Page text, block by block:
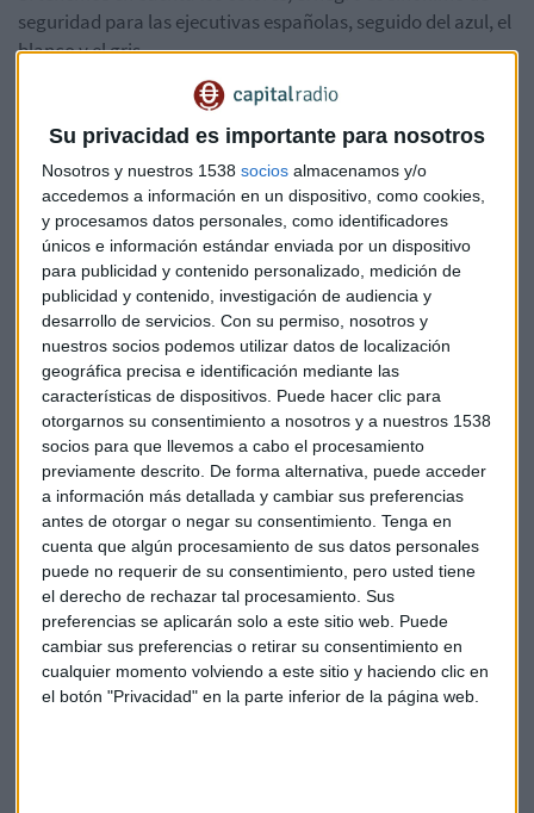
Su privacidad es importante para nosotros
Nosotros y nuestros 1538 socios almacenamos y/o
accedemos a información en un dispositivo, como cookies,
y procesamos datos personales, como identificadores
únicos e información estándar enviada por un dispositivo
para publicidad y contenido personalizado, medición de
publicidad y contenido, investigación de audiencia y
desarrollo de servicios. Con su permiso, nosotros y
nuestros socios podemos utilizar datos de localización
geográfica precisa e identificación mediante las
características de dispositivos. Puede hacer clic para
otorgarnos su consentimiento a nosotros y a nuestros 1538
socios para que llevemos a cabo el procesamiento
previamente descrito. De forma alternativa, puede acceder
a información más detallada y cambiar sus preferencias
antes de otorgar o negar su consentimiento. Tenga en
cuenta que algún procesamiento de sus datos personales
puede no requerir de su consentimiento, pero usted tiene
el derecho de rechazar tal procesamiento. Sus
preferencias se aplicarán solo a este sitio web. Puede
cambiar sus preferencias o retirar su consentimiento en
cualquier momento volviendo a este sitio y haciendo clic en
el botón "Privacidad" en la parte inferior de la página web.
seguridad para las ejecutivas españolas, seguido del azul, el
blanco y el gris.
Los colores más vivos, como elrosay el amarillo, son los
menos populares, y sólo el 21% se atreve con los
estampados
Comodidad
La comodidad sigue siendo el primer factor al comprar
ropa. De lejos le siguen las que prefieren las prendas
discretas (13,2%), las que optan por un atuendo original
(14,8%), por la ropa más seria (11,7%) y por la más elegante
(6,9%).
Ocho de cada diez mujeres profesionales afirma no tener
que cumplir un código de vestimenta en su puesto de
trabajo.
Casi la mitad de las profesionales encuestadas por
Intropia lleva algo detacónen su día a día. Solo un 29,5%
usa zapatillas de deporte.
76,2% Es el porcentaje de mujeres que recurren al negro
para vestir en la oficina y sentirse seguras. Le siguen el
azul, el blanco y el gris.